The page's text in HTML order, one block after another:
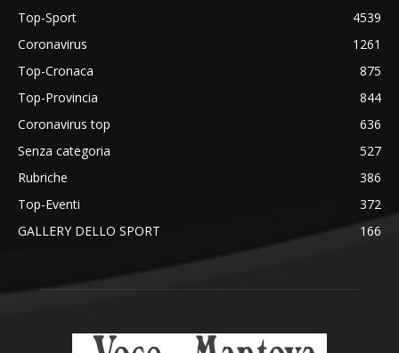
Top-Sport
4539
Coronavirus
1261
Top-Cronaca
875
Top-Provincia
844
Coronavirus top
636
Senza categoria
527
Rubriche
386
Top-Eventi
372
GALLERY DELLO SPORT
166